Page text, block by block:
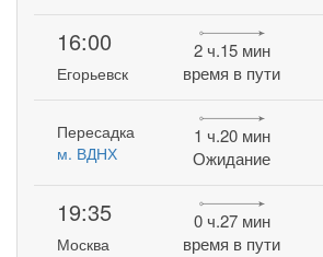
16:00
Егорьевск
2 ч.15 мин
время в пути
Пересадка
м. ВДНХ
1 ч.20 мин
Ожидание
19:35
Москва
0 ч.27 мин
время в пути